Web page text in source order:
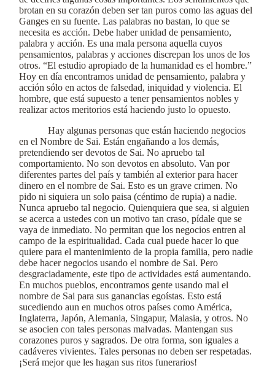
brotan en su corazón deben ser tan puros como las aguas del
Ganges en su fuente. Las palabras no bastan, lo que se
necesita es acción. Debe haber unidad de pensamiento,
palabra y acción. Es una mala persona aquella cuyos
pensamientos, palabras y acciones discrepan los unos de los
otros. “El estudio apropiado de la humanidad es el hombre.”
Hoy en día encontramos unidad de pensamiento, palabra y
acción sólo en actos de falsedad, iniquidad y violencia. El
hombre, que está supuesto a tener pensamientos nobles y
realizar actos meritorios está haciendo justo lo opuesto.
Hay algunas personas que están haciendo negocios
en el Nombre de Sai. Están engañando a los demás,
pretendiendo ser devotos de Sai. No apruebo tal
comportamiento. No son devotos en absoluto. Van por
diferentes partes del país y también al exterior para hacer
dinero en el nombre de Sai. Esto es un grave crimen. No
pido ni siquiera un solo paisa (céntimo de rupia) a nadie.
Nunca apruebo tal negocio. Quienquiera que sea, si alguien
se acerca a ustedes con un motivo tan craso, pídale que se
vaya de inmediato. No permitan que los negocios entren al
campo de la espiritualidad. Cada cual puede hacer lo que
quiere para el mantenimiento de la propia familia, pero nadie
debe hacer negocios usando el nombre de Sai. Pero
desgraciadamente, este tipo de actividades está aumentando.
En muchos pueblos, encontramos gente usando mal el
nombre de Sai para sus ganancias egoístas. Esto está
sucediendo aun en muchos otros países como América,
Inglaterra, Japón, Alemania, Singapur, Malasia, y otros. No
se asocien con tales personas malvadas. Mantengan sus
corazones puros y sagrados. De otra forma, son iguales a
cadáveres vivientes. Tales personas no deben ser respetadas.
¡Será mejor que les hagan sus ritos funerarios!